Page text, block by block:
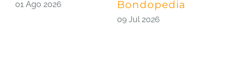
01 Ago 2026
Bondopedia
09 Jul 2026